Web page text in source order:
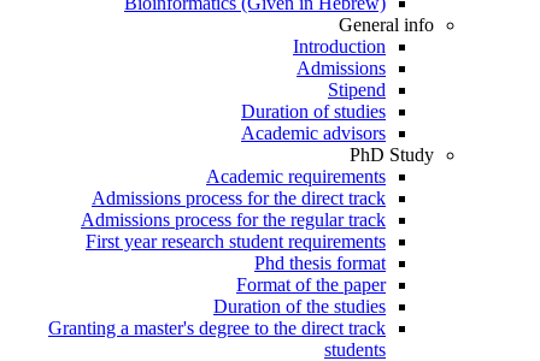
General info
Introduction
Admissions
Stipend
Duration of studies
Academic advisors
PhD Study
Academic requirements
Admissions process for the direct track
Admissions process for the regular track
First year research student requirements
Phd thesis format
Format of the paper
Duration of the studies
Granting a master's degree to the direct track
students